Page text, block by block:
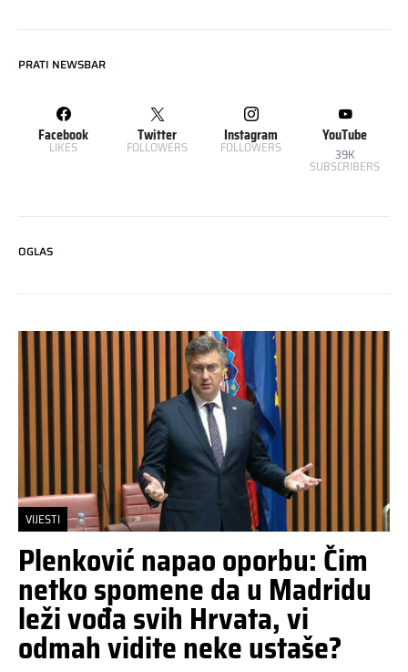
PRATI NEWSBAR
Facebook
LIKES
Twitter
FOLLOWERS
Instagram
FOLLOWERS
YouTube
39K
SUBSCRIBERS
OGLAS
VIJESTI
Plenković napao oporbu: Čim
netko spomene da u Madridu
leži vođa svih Hrvata, vi
odmah vidite neke ustaše?